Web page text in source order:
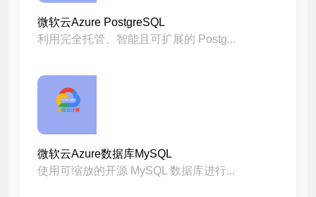
微软云Azure PostgreSQL
利用完全托管、智能且可扩展的 Postg...
微软云Azure数据库MySQL
使用可缩放的开源 MySQL 数据库进行...